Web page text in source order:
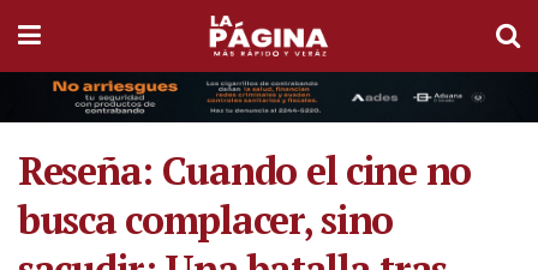
Reseña: Cuando el cine no
busca complacer, sino